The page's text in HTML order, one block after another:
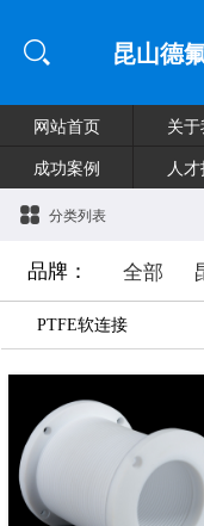
昆山德
网站首页 关
成功案例
人
分类列表
品牌： 全部
PTFE软连接